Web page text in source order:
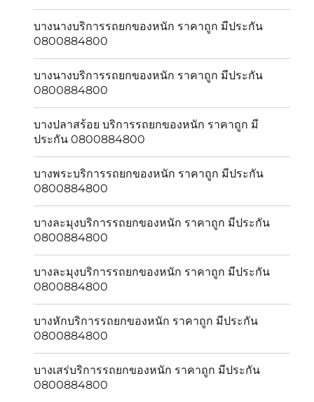
บางนางบริการรถยกของหนัก ราคาถูก มีประกัน
0800884800
บางนางบริการรถยกของหนัก ราคาถูก มีประกัน
0800884800
บางปลาสร้อย บริการรถยกของหนัก ราคาถูก มี
ประกัน 0800884800
บางพระบริการรถยกของหนัก ราคาถูก มีประกัน
0800884800
บางละมุงบริการรถยกของหนัก ราคาถูก มีประกัน
0800884800
บางละมุงบริการรถยกของหนัก ราคาถูก มีประกัน
0800884800
บางหักบริการรถยกของหนัก ราคาถูก มีประกัน
0800884800
บางเสร่บริการรถยกของหนัก ราคาถูก มีประกัน
0800884800